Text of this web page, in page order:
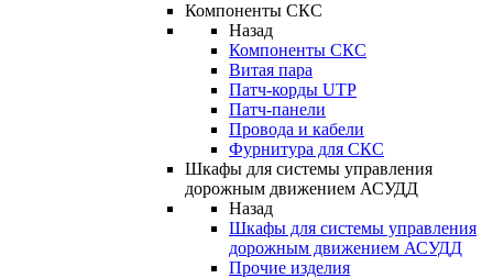
Компоненты СКС
Назад
Компоненты СКС
Витая пара
Патч-корды UTP
Патч-панели
Провода и кабели
Фурнитура для СКС
Шкафы для системы управления
дорожным движением АСУДД
Назад
Шкафы для системы управления
дорожным движением АСУДД
Прочие изделия